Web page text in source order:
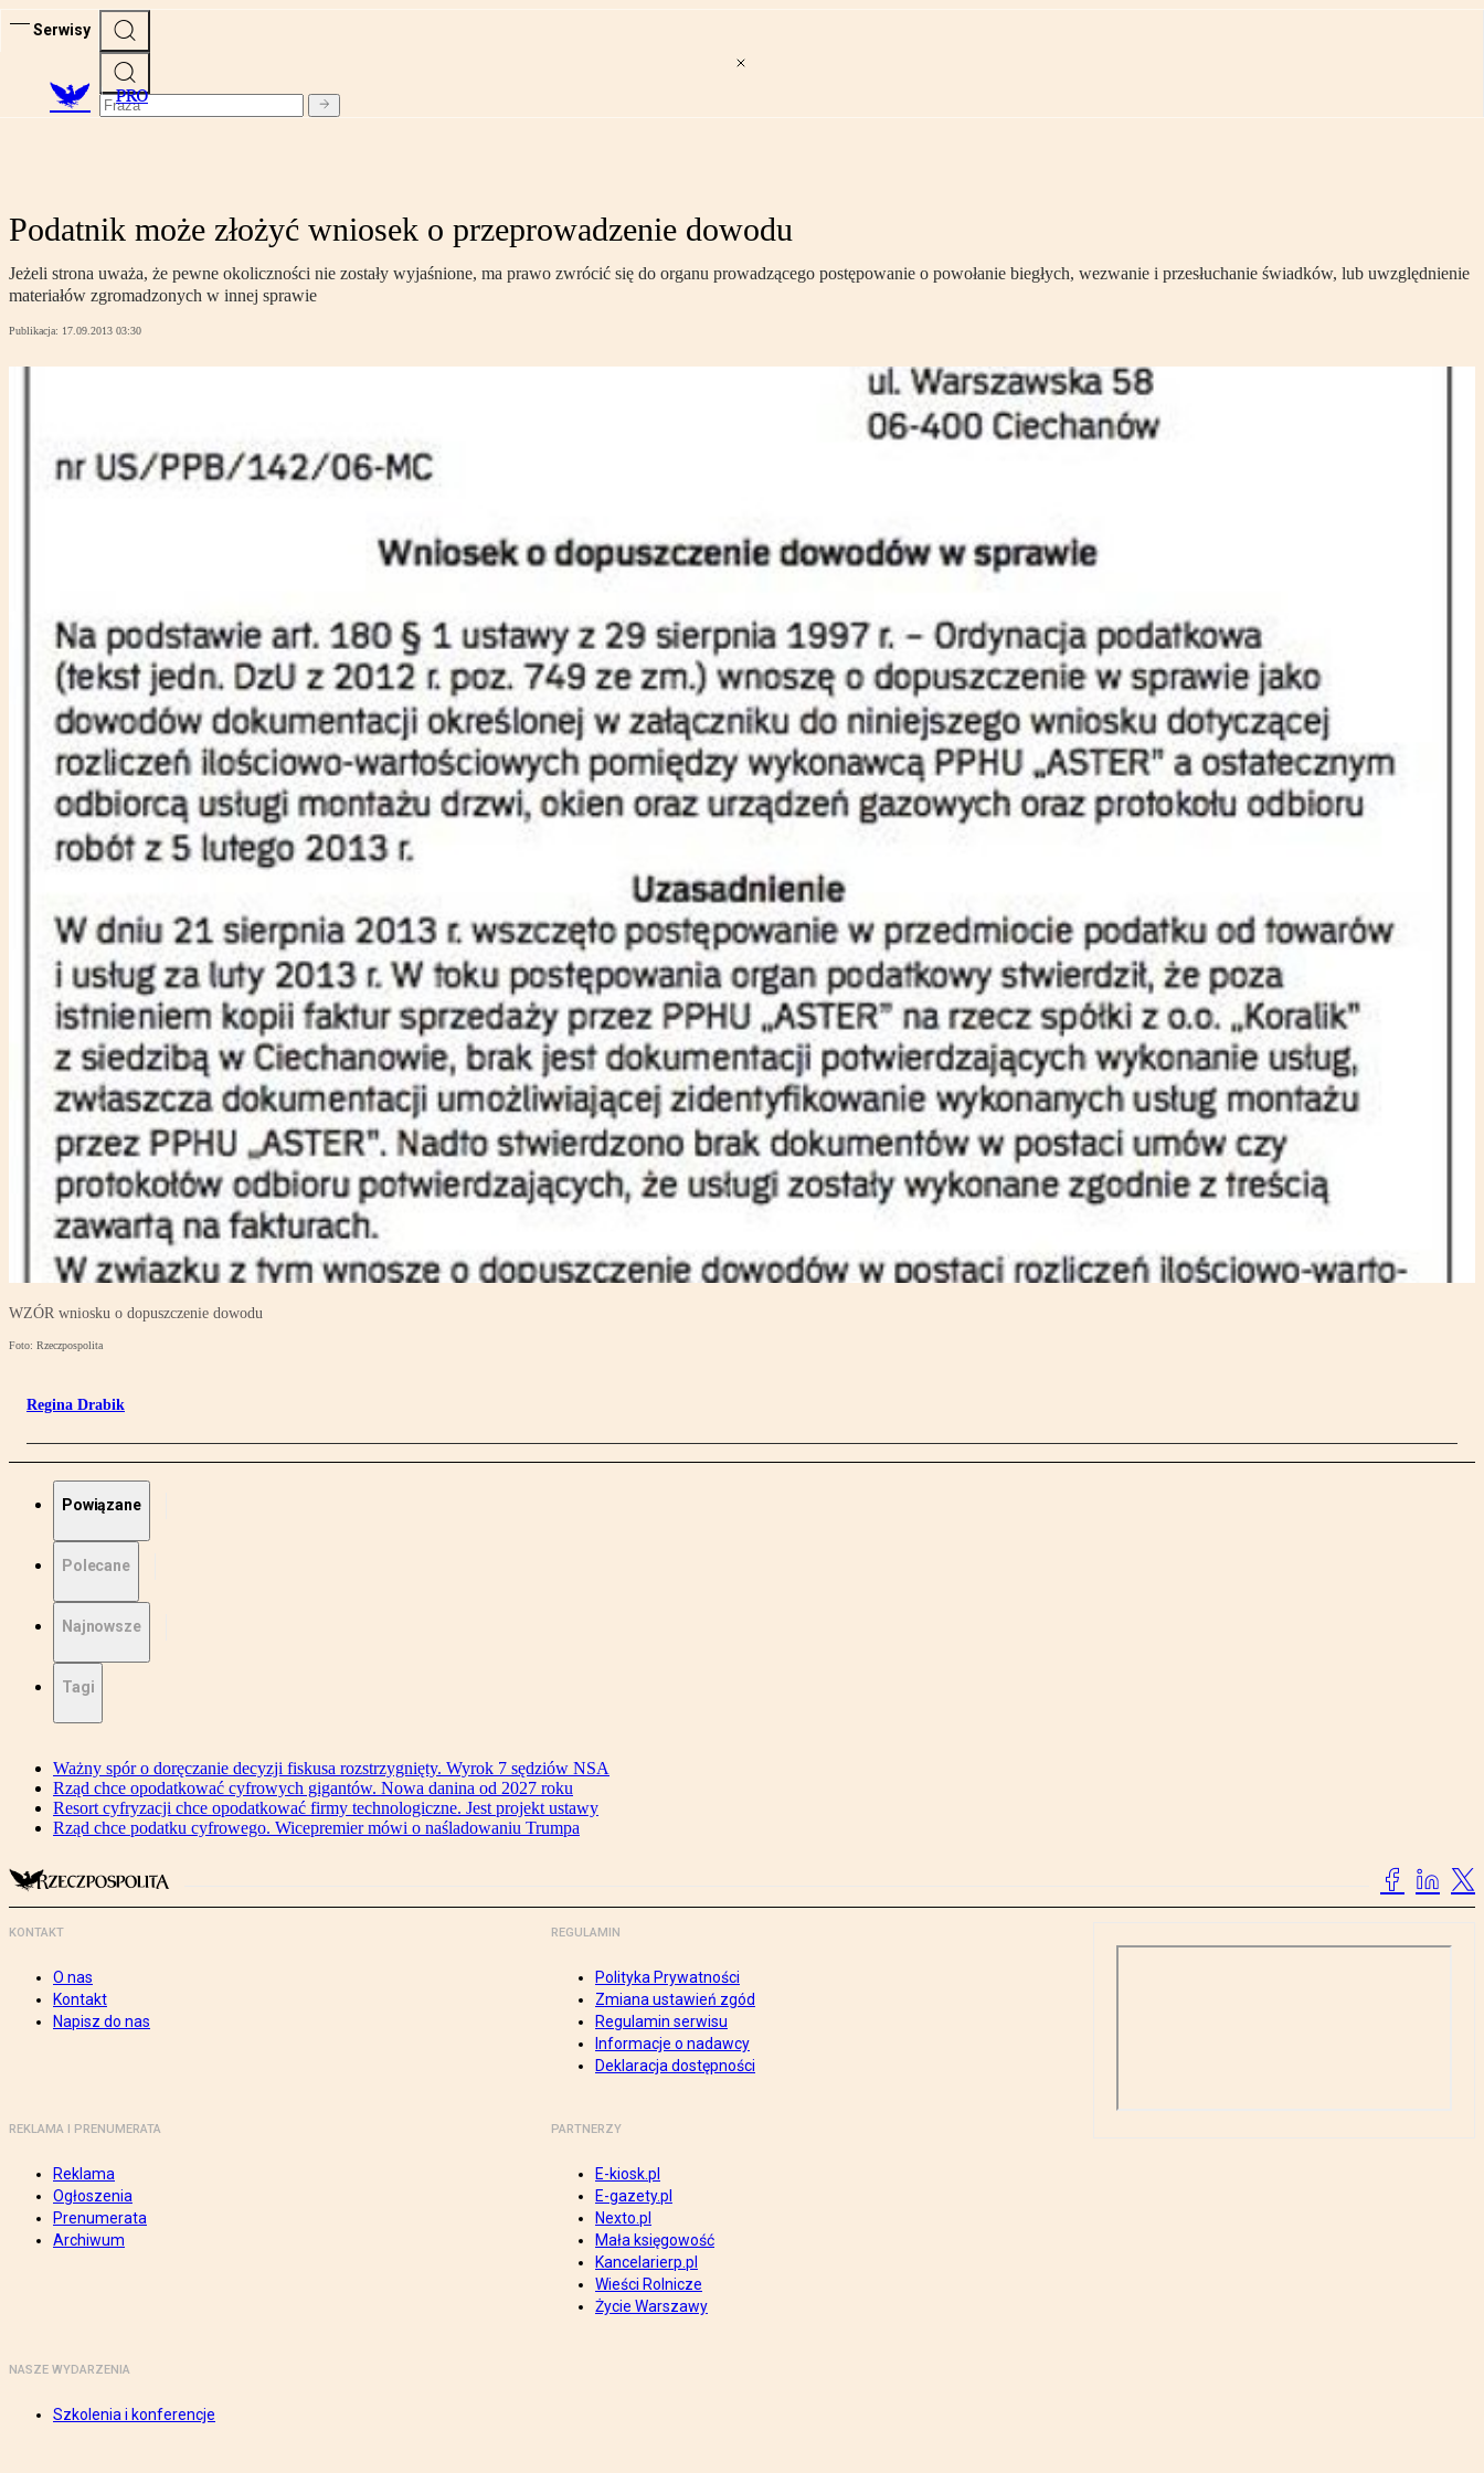
Serwisy
PRO
Podatnik może złożyć wniosek o przeprowadzenie dowodu
Jeżeli strona uważa, że pewne okoliczności nie zostały wyjaśnione, ma prawo zwrócić się do organu prowadzącego postępowanie o powołanie biegłych, wezwanie i przesłuchanie świadków, lub uwzględnienie
materiałów zgromadzonych w innej sprawie
Publikacja: 17.09.2013 03:30
WZÓR wniosku o dopuszczenie dowodu
Foto: Rzeczpospolita
Regina Drabik
Powiązane
Polecane
Najnowsze
Tagi
Ważny spór o doręczanie decyzji fiskusa rozstrzygnięty. Wyrok 7 sędziów NSA
Rząd chce opodatkować cyfrowych gigantów. Nowa danina od 2027 roku
Resort cyfryzacji chce opodatkować firmy technologiczne. Jest projekt ustawy
Rząd chce podatku cyfrowego. Wicepremier mówi o naśladowaniu Trumpa
KONTAKT
O nas
Kontakt
Napisz do nas
REGULAMIN
Polityka Prywatności
Zmiana ustawień zgód
Regulamin serwisu
Informacje o nadawcy
Deklaracja dostępności
REKLAMA I PRENUMERATA
Reklama
Ogłoszenia
Prenumerata
Archiwum
PARTNERZY
E-kiosk.pl
E-gazety.pl
Nexto.pl
Mała księgowość
Kancelarierp.pl
Wieści Rolnicze
Życie Warszawy
NASZE WYDARZENIA
Szkolenia i konferencje